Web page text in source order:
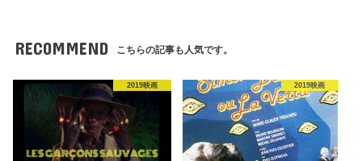
RECOMMEND こちらの記事も人気です。
2019映画 2019映画